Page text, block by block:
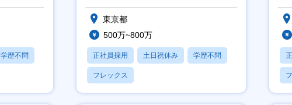
学歴不問
東京都
500万~800万
正社員採用 土日祝休み 学歴不問
フレックス